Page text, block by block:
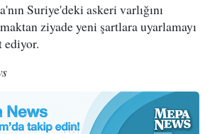
Suriye'deki askeri varlığını
ziyade yeni şartlara uyarlamayı
ediyor.